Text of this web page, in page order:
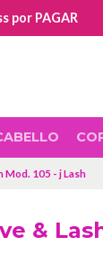
por PAGAR
Mod. 105 - j Lash
&